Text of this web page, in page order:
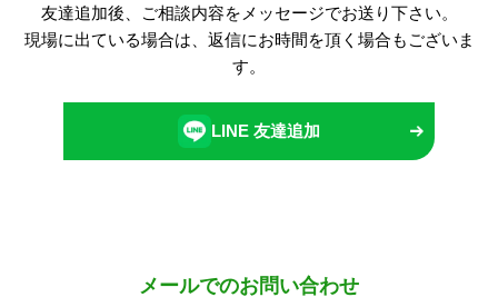
友達追加後、ご相談内容をメッセージでお送り下さい。
現場に出ている場合は、返信にお時間を頂く場合もございま
す。
LINE 友達追加
メールでのお問い合わせ